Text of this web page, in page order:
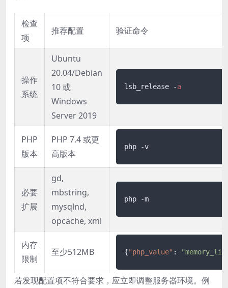
检查
项
推荐配置 验证命令
操作
系统
Ubuntu
20.04/Debian
10 或
Windows
Server 2019
lsb_release -a
PHP
版本
PHP 7.4 或更
高版本
php -v
必要
扩展
gd,
mbstring,
mysqlnd,
opcache, xml
php -m
内存
限制
至少512MB {"php_value" :
若发现配置项不符合要求，应立即调整服务器环境。例